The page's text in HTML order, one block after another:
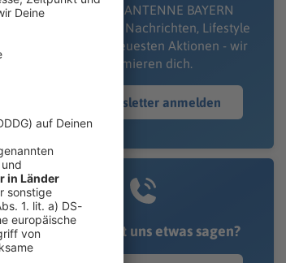
kostenlosen ANTENNE BAYERN
Newsletter. Ob Nachrichten, Lifestyle
oder unsere neuesten Aktionen - wir
informieren dich.
Zum Newsletter anmelden
Du möchtest uns etwas sagen?